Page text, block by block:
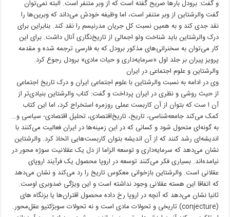
و گفت: برودل بارها صریح گفته است که از وبر متنفر است. البته نمی‌توان
گفت والرشتاین از وبر متنفر است، اما وظیفه خودش می‌داند که وبرین‌ها را
نقد جدی کند و به همین نسبت کل جریان مدرنیسم را نقد کند. بنابراین برای
درک والرشتاین باید شناخت ولو اجمالی از تاریخ‌نگاری آنال داشت. برای این
کار می‌توان به سخنرانی‌های مذکور برودل که به فارسی ترجمه شده و مقدمه
پرویز پیران بر جلد اول «سرمایه‌داری و حیات مادی» برودل رجوع کرد.
والرشتاین و علوم اجتماعی در ایران
وی در ادامه به نسبت والرشتاین با علوم اجتماعی ایران و درک تاریخ اجتماعی
از حیث روشی و نظری در ایران پرداخت و گفت: کتاب والرشتاین بنیادی‌تر از
آن ا ست که بتوان از آن کاربست عملی روزمره استخراج کرد، اما این کتاب
کمک می‌کند جامعه‌شناسی، تاریخ، تاریخ‌اقتصادی، تحلیل اقتصادی- سیاسی و…
به گونه‌ای متحول شود و کسانی که در این زمینه‌ها در ایران فعالیت می‌کنند با
اندیشه‌ای رشد کنند که از آن اندیشه بتوان کاربست‌هایی اتخاذ کرد. والرشتاین
نشان می‌دهد که سرمایه‌داری و توسعه الزاما از دل یک عقلانیت سوژه محور در
نیامده‌اند. بسیاری فکر می‌کنند توسعه در اروپا محصول یک فرآیند اروپای
عقلانی است. والرشتاین بازخوانی معکوس تاریخ را رد می‌کند و نشان می‌دهد
که اتفاقا این هسته عقلانی وجود نداشته است و این ویژگی ضدوبری اوست.
ثانیا نشان می‌دهد که آنچه در اروپا رخ داده محصول اقتران‌ها یا بزنگاه های
(conjecture) تاریخی و تحولات مادی است و نه تحولات سوبژکتیو عقل‌محور.